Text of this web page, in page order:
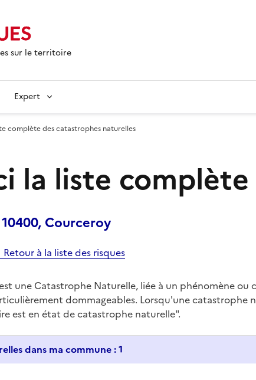
sur le territoire
Expert
complète des catastrophes naturelles
la liste complète
Courceroy
Retour à la liste des risques
une Catastrophe Naturelle, liée à un phénomène
dommageables. Lorsqu'une catastrophe
est en état de catastrophe naturelle".
Historique des catastrophes naturelles dans ma commune : 1